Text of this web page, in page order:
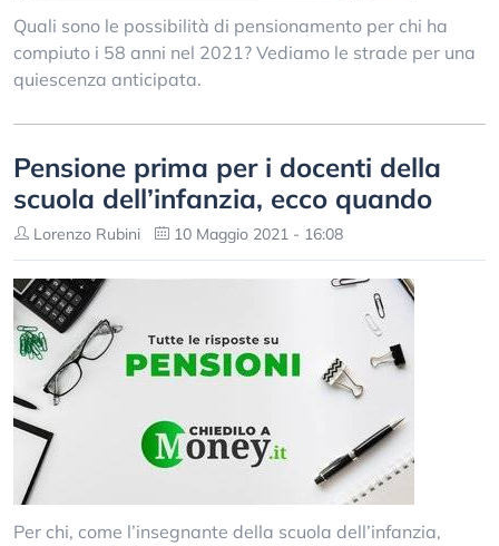
Quali sono le possibilità di pensionamento per chi ha
compiuto i 58 anni nel 2021? Vediamo le strade per una
quiescenza anticipata.
Pensione prima per i docenti della
scuola dell’infanzia, ecco quando
Lorenzo Rubini 10 Maggio 2021 - 16:08
Per chi, come l’insegnante della scuola dell’infanzia,